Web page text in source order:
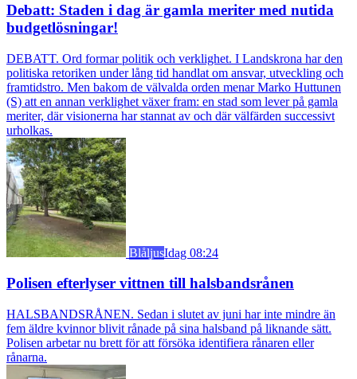
Debatt: Staden i dag är gamla meriter med nutida
budgetlösningar!
DEBATT. Ord formar politik och verklighet. I Landskrona har den
politiska retoriken under lång tid handlat om ansvar, utveckling och
framtidstro. Men bakom de välvalda orden menar Marko Huttunen
(S) att en annan verklighet växer fram: en stad som lever på gamla
meriter, där visionerna har stannat av och där välfärden successivt
urholkas.
BlåljusIdag 08:24
Polisen efterlyser vittnen till halsbandsrånen
HALSBANDSRÅNEN. Sedan i slutet av juni har inte mindre än
fem äldre kvinnor blivit rånade på sina halsband på liknande sätt.
Polisen arbetar nu brett för att försöka identifiera rånaren eller
rånarna.